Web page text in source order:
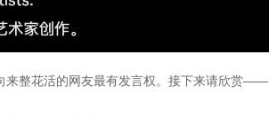
来整花活的网友最有发言权。接下来请欣赏——